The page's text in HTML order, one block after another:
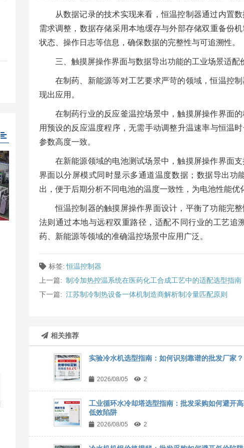
从数据记录的技术实现来看，恒温控制器通过内置
需求调整，数据存储采用本地缓存与外部存储双重备份
状态、操作日志等信息，确保数据的完整性与可追溯性。
三、触摸屏操作界面与数据导出功能的工业场景适配
在制药、新能源等对工艺要求严苛的领域，恒温控
现出应用。
在制药行业的反应釜温控场景中，触摸屏操作界面
用预设的反应温度程序，无需手动调整升温速率与恒温
参数高度一致。
在新能源领域的电池测试场景中，触摸屏操作界面
界面以分屏模式同时显示多通道温度数据；数据导出
出，便于后期分析不同电池的温度一致性，为电池性能优
恒温控制器的触摸屏操作界面设计，平衡了功能完
法则通过本地与远程双重路径，适配不同行业的工艺追
药、新能源等领域的准确温控场景中应用广泛。
标签: 恒温控制器
上一篇: 制冷加热控温系统在医药化工合成工艺中的适配选型指南
下一篇: 江苏制冷制热设备一体机制造商解析制冷量匹配原则
相关推荐
实验冷水机选型指南：如何识别靠谱的批发厂家？
2026/08/05 2
工业循环水冷却塔选型指南：批发采购如何避开
低效陷阱
2026/08/05 2